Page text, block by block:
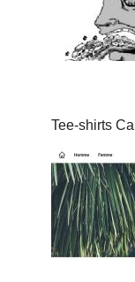
Tee-shirts